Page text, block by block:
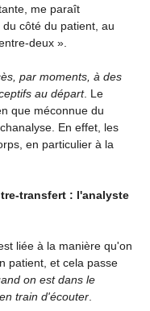
me paraît
côté du patient, au
deux ».
par moments, à des
au départ. Le
que méconnue du
En effet, les
en particulier à la
transfert : l'analyste
liée à la manière qu'on
patient, et cela passe
on est dans le
train d'écouter.